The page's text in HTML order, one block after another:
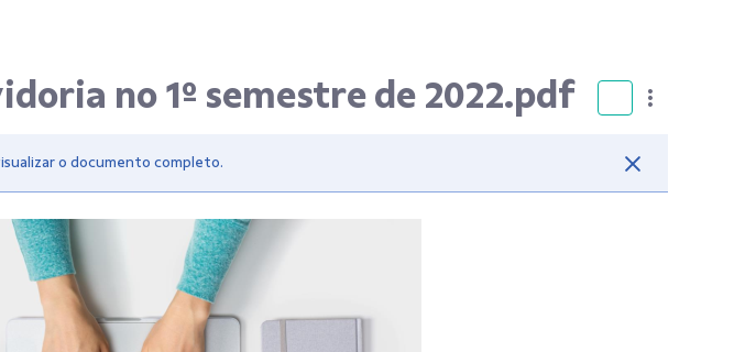
no 1º semestre de 2022.pdf
o documento completo.